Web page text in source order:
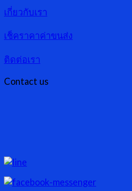
เกี่ยวกับเรา
เช็คราคาค่าขนส่ง
ติดต่อเรา
Contact us